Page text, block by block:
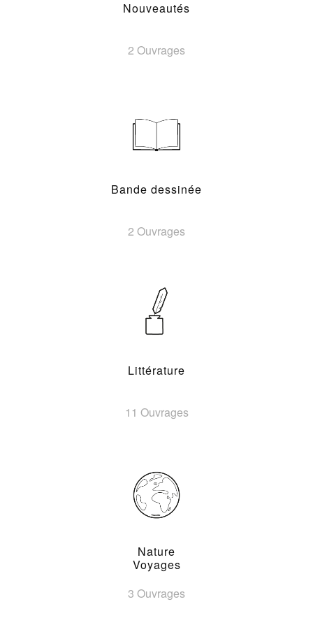
Nouveautés
2 Ouvrages
Bande dessinée
2 Ouvrages
Littérature
11 Ouvrages
Nature
Voyages
3 Ouvrages